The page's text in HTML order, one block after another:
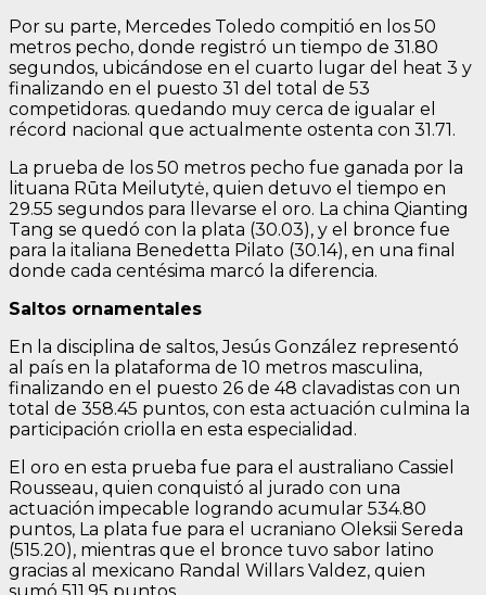
Por su parte, Mercedes Toledo compitió en los 50
metros pecho, donde registró un tiempo de 31.80
segundos, ubicándose en el cuarto lugar del heat 3 y
finalizando en el puesto 31 del total de 53
competidoras. quedando muy cerca de igualar el
récord nacional que actualmente ostenta con 31.71.
La prueba de los 50 metros pecho fue ganada por la
lituana Rūta Meilutytė, quien detuvo el tiempo en
29.55 segundos para llevarse el oro. La china Qianting
Tang se quedó con la plata (30.03), y el bronce fue
para la italiana Benedetta Pilato (30.14), en una final
donde cada centésima marcó la diferencia.
Saltos ornamentales
En la disciplina de saltos, Jesús González representó
al país en la plataforma de 10 metros masculina,
finalizando en el puesto 26 de 48 clavadistas con un
total de 358.45 puntos, con esta actuación culmina la
participación criolla en esta especialidad.
El oro en esta prueba fue para el australiano Cassiel
Rousseau, quien conquistó al jurado con una
actuación impecable logrando acumular 534.80
puntos, La plata fue para el ucraniano Oleksii Sereda
(515.20), mientras que el bronce tuvo sabor latino
gracias al mexicano Randal Willars Valdez, quien